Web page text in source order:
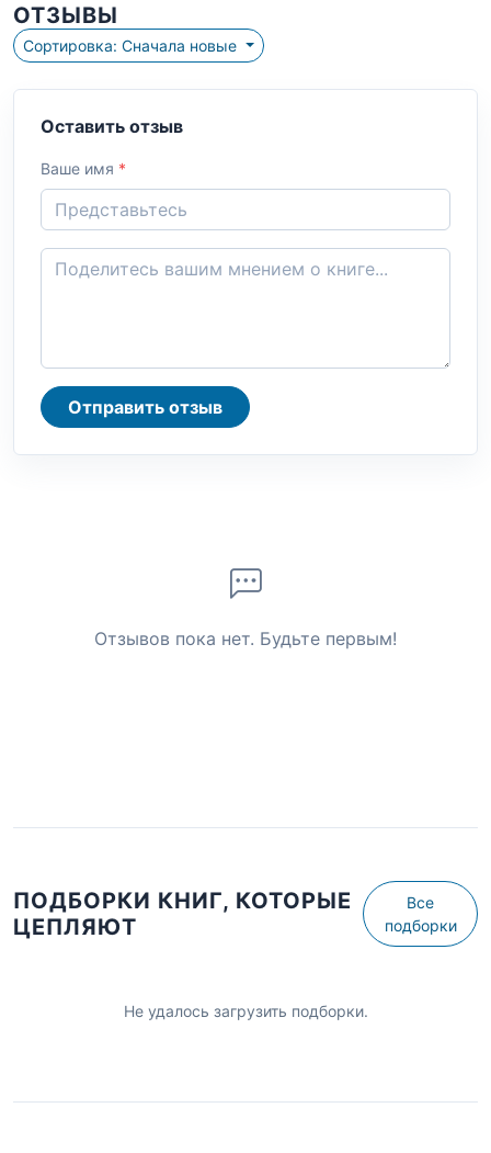
ОТЗЫВЫ
Сортировка: Сначала новые
Оставить отзыв
Ваше имя *
Отправить отзыв
Отзывов пока нет. Будьте первым!
ПОДБОРКИ КНИГ, КОТОРЫЕ
ЦЕПЛЯЮТ
Все
подборки
Не удалось загрузить подборки.